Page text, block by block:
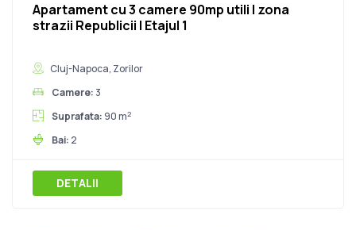
Apartament cu 3 camere 90mp utili | zona
strazii Republicii | Etajul 1
Cluj-Napoca, Zorilor
Camere: 3
Suprafata: 90 m2
Bai: 2
DETALII